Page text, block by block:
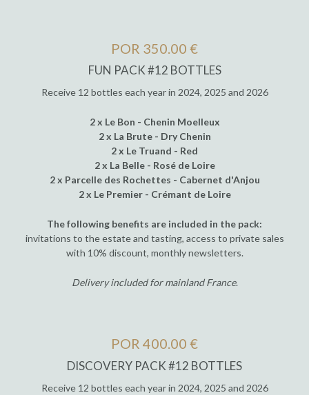
POR 350.00 €
FUN PACK #12 BOTTLES
Receive 12 bottles each year in 2024, 2025 and 2026
2 x Le Bon - Chenin Moelleux
2 x La Brute - Dry Chenin
2 x Le Truand - Red
2 x La Belle - Rosé de Loire
2 x Parcelle des Rochettes - Cabernet d'Anjou
2 x Le Premier - Crémant de Loire
The following benefits are included in the pack:
invitations to the estate and tasting, access to private sales
with 10% discount, monthly newsletters.
Delivery included for mainland France.
POR 400.00 €
DISCOVERY PACK #12 BOTTLES
Receive 12 bottles each year in 2024, 2025 and 2026